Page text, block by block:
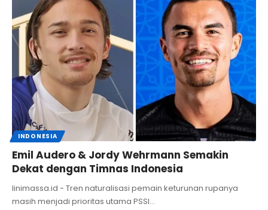
INDONESIA
Emil Audero & Jordy Wehrmann Semakin
Dekat dengan Timnas Indonesia
linimassa.id - Tren naturalisasi pemain keturunan rupanya
masih menjadi prioritas utama PSSI…